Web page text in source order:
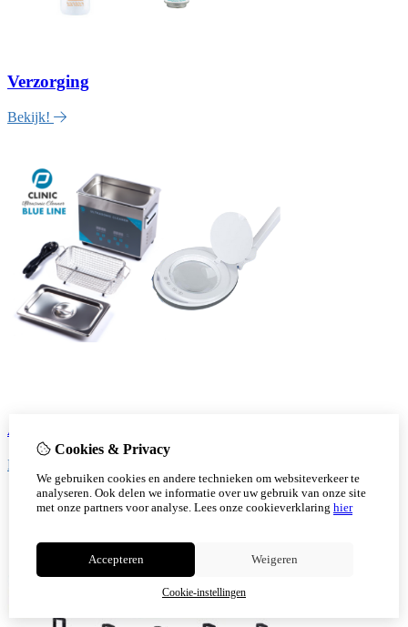
Verzorging
Bekijk!
Apparaten
Bekijk!
Cookies & Privacy
We gebruiken cookies en andere technieken om websiteverkeer te
analyseren. Ook delen we informatie over uw gebruik van onze site
met onze partners voor analyse. Lees onze cookieverklaring hier
Accepteren Weigeren
Cookie-instellingen